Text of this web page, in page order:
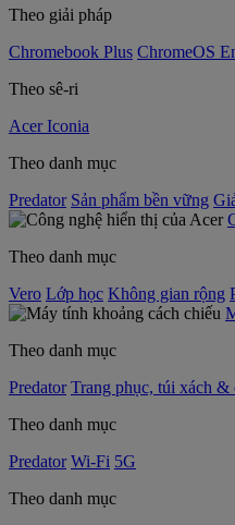
Theo giải pháp
Chromebook Plus ChromeOS
Theo sê-ri
Acer Iconia
Theo danh mục
Predator Sản phẩm bền vững
Theo danh mục
Vero Lớp học Không gian rộng
Theo danh mục
Predator Trang phục, túi xách &
Theo danh mục
Predator Wi-Fi 5G
Theo danh mục